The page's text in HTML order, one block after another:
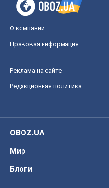
О компании
Правовая информация
Реклама на сайте
Редакционная политика
OBOZ.UA
Мир
Блоги